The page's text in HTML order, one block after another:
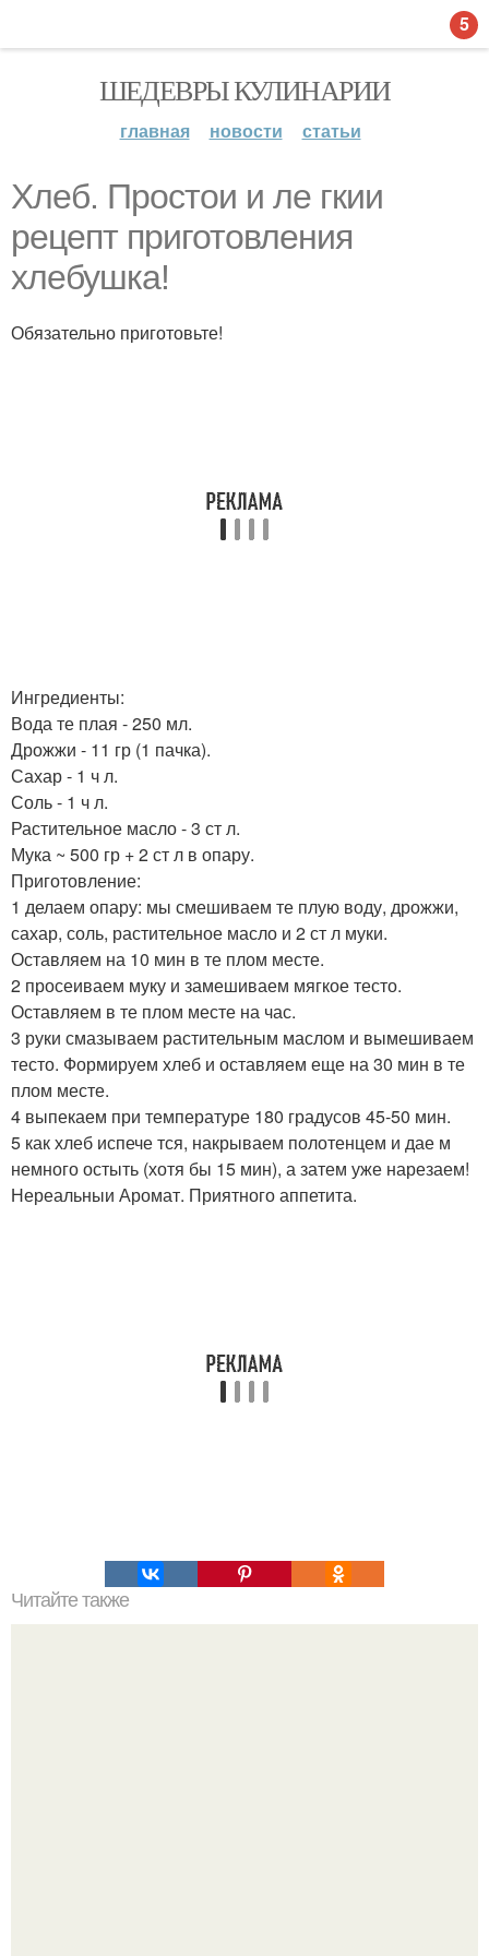
ШЕДЕВРЫ КУЛИНАРИИ
главная новости статьи
Хлеб. Простои и ле гкии
рецепт приготовления
хлебушка!
Обязательно приготовьте!
Ингредиенты:
Вода те плая - 250 мл.
Дрожжи - 11 гр (1 пачка).
Сахар - 1 ч л.
Соль - 1 ч л.
Растительное масло - 3 ст л.
Мука ~ 500 гр + 2 ст л в опару.
Приготовление:
1 делаем опару: мы смешиваем те плую воду, дрожжи,
сахар, соль, растительное масло и 2 ст л муки.
Оставляем на 10 мин в те плом месте.
2 просеиваем муку и замешиваем мягкое тесто.
Оставляем в те плом месте на час.
3 руки смазываем растительным маслом и вымешиваем
тесто. Формируем хлеб и оставляем еще на 30 мин в те
плом месте.
4 выпекаем при температуре 180 градусов 45-50 мин.
5 как хлеб испече тся, накрываем полотенцем и дае м
немного остыть (хотя бы 15 мин), а затем уже нарезаем!
Нереальныи Аромат. Приятного аппетита.
Читайте также
5